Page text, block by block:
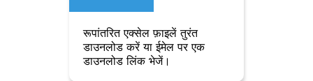
रूपांतरित एक्सेल फ़ाइलें तुरंत
डाउनलोड करें या ईमेल पर एक
डाउनलोड लिंक भेजें।